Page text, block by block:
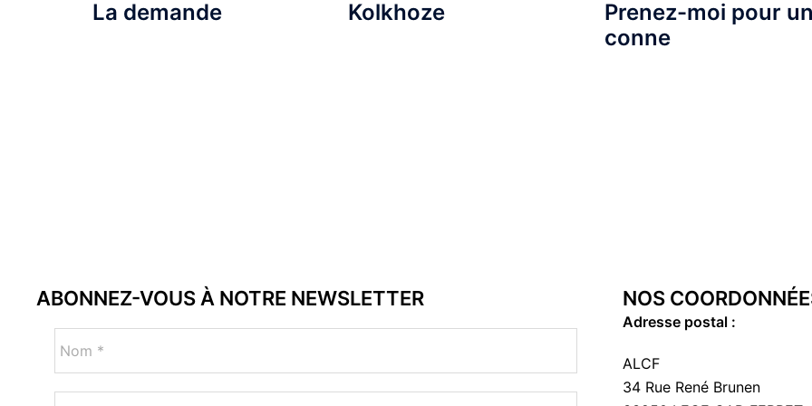
La demande Kolkhoze
Prenez-moi pour
conne
ABONNEZ-VOUS À NOTRE NEWSLETTER NOS
Adresse postal :
ALCF
34 Rue René Brunen